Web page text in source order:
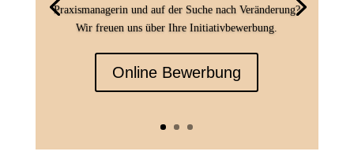
Praxismanagerin und auf der Suche nach Veränderung?
Wir freuen uns über Ihre Initiativbewerbung.
Online Bewerbung